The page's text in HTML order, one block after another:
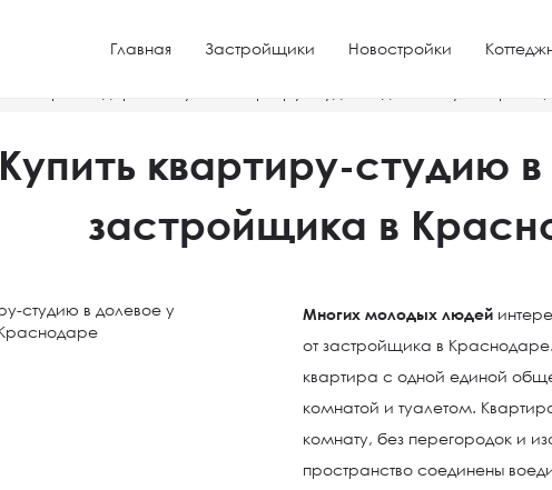
Главная Застройщики Новостройки
Купить квартиру-студию
застройщика в
Многих молодых людей
от застройщика в Краснодаре.
квартира с одной единой
комнатой и туалетом.
комнату, без перегородок и
пространство соединены